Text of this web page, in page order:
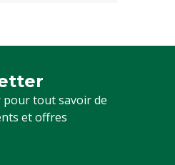
tout savoir de
et offres